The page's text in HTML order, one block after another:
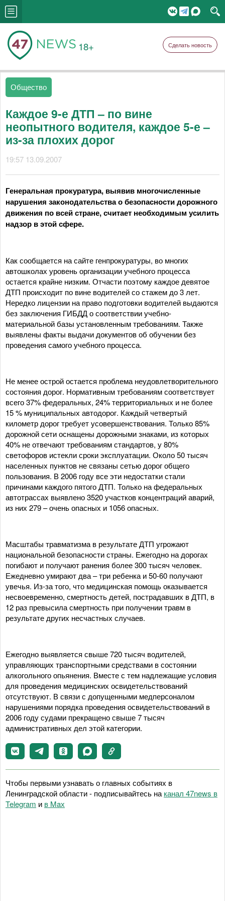
18+ Сделать новость
Общество
Каждое 9-е ДТП – по вине
неопытного водителя, каждое 5-е –
из-за плохих дорог
19:57 13.09.2007
Генеральная прокуратура, выявив многочисленные
нарушения законодательства о безопасности дорожного
движения по всей стране, считает необходимым усилить
надзор в этой сфере.
Как сообщается на сайте генпрокуратуры, во многих
автошколах уровень организации учебного процесса
остается крайне низким. Отчасти поэтому каждое девятое
ДТП происходит по вине водителей со стажем до 3 лет.
Нередко лицензии на право подготовки водителей выдаются
без заключения ГИБДД о соответствии учебно-
материальной базы установленным требованиям. Также
выявлены факты выдачи документов об обучении без
проведения самого учебного процесса.
Не менее острой остается проблема неудовлетворительного
состояния дорог. Нормативным требованиям соответствует
всего 37% федеральных, 24% территориальных и не более
15 % муниципальных автодорог. Каждый четвертый
километр дорог требует усовершенствования. Только 85%
дорожной сети оснащены дорожными знаками, из которых
40% не отвечают требованиям стандартов, у 80%
светофоров истекли сроки эксплуатации. Около 50 тысяч
населенных пунктов не связаны сетью дорог общего
пользования. В 2006 году все эти недостатки стали
причинами каждого пятого ДТП. Только на федеральных
автотрассах выявлено 3520 участков концентраций аварий,
из них 279 – очень опасных и 1056 опасных.
Масштабы травматизма в результате ДТП угрожают
национальной безопасности страны. Ежегодно на дорогах
погибают и получают ранения более 300 тысяч человек.
Ежедневно умирают два – три ребенка и 50-60 получают
увечья. Из-за того, что медицинская помощь оказывается
несвоевременно, смертность детей, пострадавших в ДТП, в
12 раз превысила смертность при получении травм в
результате других несчастных случаев.
Ежегодно выявляется свыше 720 тысяч водителей,
управляющих транспортными средствами в состоянии
алкогольного опьянения. Вместе с тем надлежащие условия
для проведения медицинских освидетельствований
отсутствуют. В связи с допущенными медперсоналом
нарушениями порядка проведения освидетельствований в
2006 году судами прекращено свыше 7 тысяч
административных дел этой категории.
Чтобы первыми узнавать о главных событиях в
Ленинградской области - подписывайтесь на канал 47news в
Telegram и в Maх